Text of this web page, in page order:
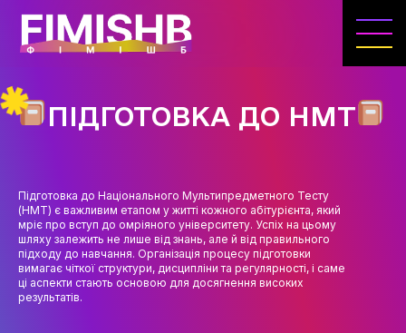
ГОЛОВНА
ІНДУСТРІЇ ДОЗВІЛЛЯ
МЕТА, ЗАВДАННЯ ТА ІСТОРІЯ КАФЕДРИ
ОСВІТНЯ ДІЯЛЬНІСТЬ
ОСВІТНІ ПРОГРАМИ
ПРАКТИКА
ПІДГОТОВКА ДО НМТ
Підготовка до Національного Мультипредметного Тесту
(НМТ) є важливим етапом у житті кожного абітурієнта, який
мріє про вступ до омріяного університету. Успіх на цьому
шляху залежить не лише від знань, але й від правильного
підходу до навчання. Організація процесу підготовки
вимагає чіткої структури, дисципліни та регулярності, і саме
ці аспекти стають основою для досягнення високих
результатів.